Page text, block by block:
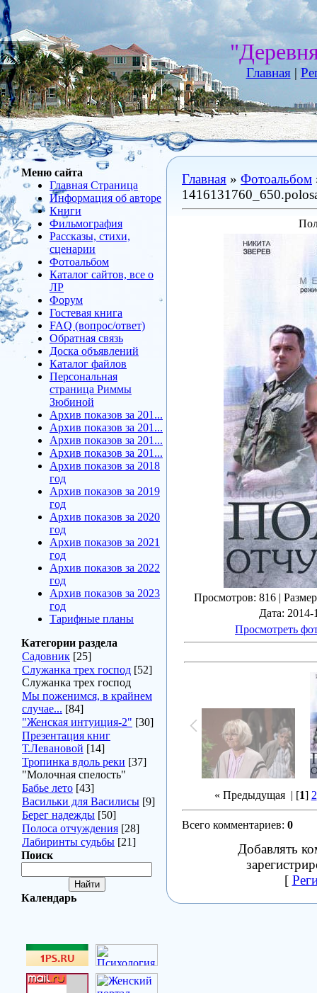
Главная|
Меню сайта
Главная Страница
Информация об авторе
Книги
Фильмография
Рассказы, стихи,
сценарии
Фотоальбом
Каталог сайтов, все о
ЛР
Форум
Гостевая книга
FAQ (вопрос/ответ)
Обратная связь
Доска объявлений
Каталог файлов
Персональная
страница Риммы
Зюбиной
Архив показов за 201...
Архив показов за 201...
Архив показов за 201...
Архив показов за 201...
Архив показов за 2018
год
Архив показов за 2019
год
Архив показов за 2020
год
Архив показов за 2021
год
Архив показов за 2022
год
Архив показов за 2023
год
Тарифные планы
Категории раздела
Садовник [25]
Служанка трех господ [52]
Служанка трех господ
Мы поженимся, в крайнем
случае... [84]
"Женская интуиция-2" [30]
Презентация книг
Т.Левановой [14]
Тропинка вдоль реки [37]
"Молочная спелость"
Бабье лето [43]
Васильки для Василисы [9]
Берег надежды [50]
Полоса отчуждения [28]
Лабиринты судьбы [21]
Поиск
Календарь
Главная » Фотоальбом
Просмотров: 816 |
Дата: 2014-
Просмотреть
« Предыдущая| [1] 2
Всего комментариев: 0
Добавлять
[